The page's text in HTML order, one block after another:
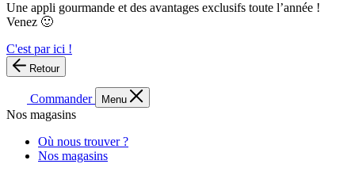
Une appli gourmande et des avantages exclusifs toute l’année !
Venez 🙂
C'est par ici !
Retour
Commander Menu
Nos magasins
Où nous trouver ?
Nos magasins